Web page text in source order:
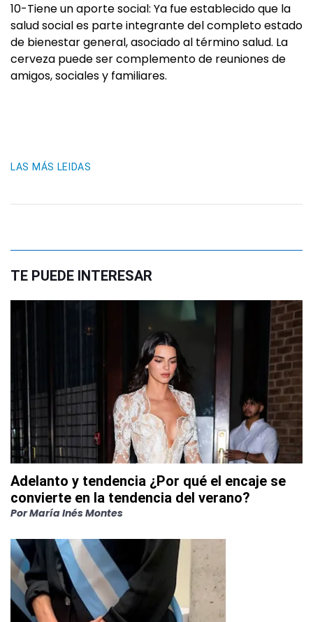
10-Tiene un aporte social: Ya fue establecido que la
salud social es parte integrante del completo estado
de bienestar general, asociado al término salud. La
cerveza puede ser complemento de reuniones de
amigos, sociales y familiares.
LAS MÁS LEIDAS
TE PUEDE INTERESAR
Adelanto y tendencia ¿Por qué el encaje se
convierte en la tendencia del verano?
PorMaría Inés Montes